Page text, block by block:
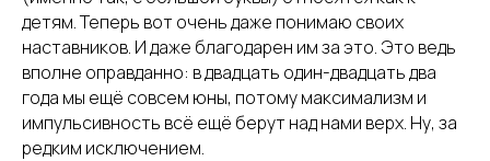
детям. Теперь вот очень даже понимаю своих
наставников. И даже благодарен им за это. Это ведь
вполне оправданно: в двадцать один-двадцать два
года мы ещё совсем юны, потому максимализм и
импульсивность всё ещё берут над нами верх. Ну, за
редким исключением.